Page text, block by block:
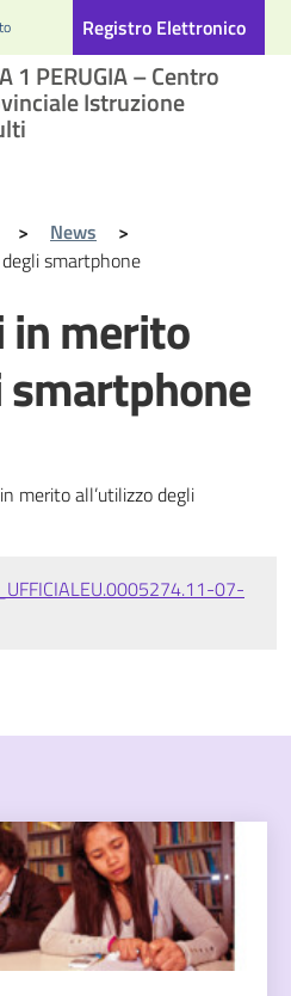
Registro Elettronico
1 PERUGIA – Centro
Istruzione
> News
>
smartphone
in merito
smartphone
merito all’utilizzo degli
07-